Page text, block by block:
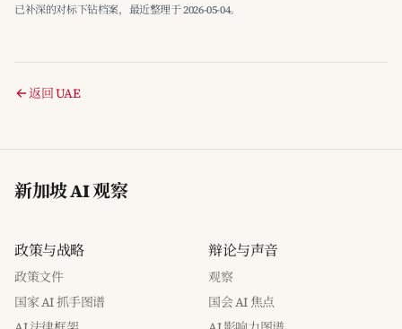
已补深的对标下钻档案，最近整理于 2026-05-04。
返回 UAE
新加坡 AI 观察
政策与战略
政策文件
国家 AI 抓手图谱
辩论与声音
观察
国会 AI 焦点